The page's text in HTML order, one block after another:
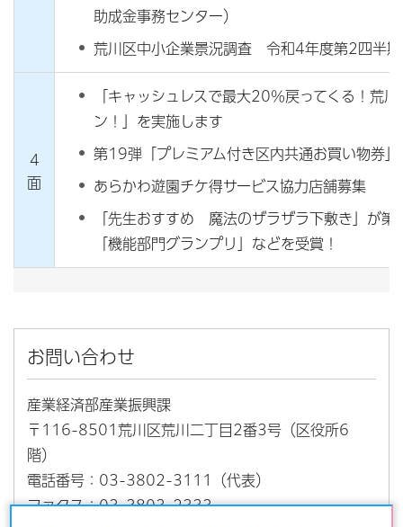
助成金事務センター）
荒川区中小企業景況調査 令和4年度第2四半
4
面
「キャッシュレスで最大20％戻ってくる！荒
ン！」を実施します
第19弾「プレミアム付き区内共通お買い物券
あらかわ遊園チケ得サービス協力店舗募集
「先生おすすめ 魔法のザラザラ下敷き」が
「機能部門グランプリ」などを受賞！
お問い合わせ
産業経済部産業振興課
〒116-8501荒川区荒川二丁目2番3号（区役所6
階）
電話番号：03-3802-3111（代表）
ファクス：03-3803-2333